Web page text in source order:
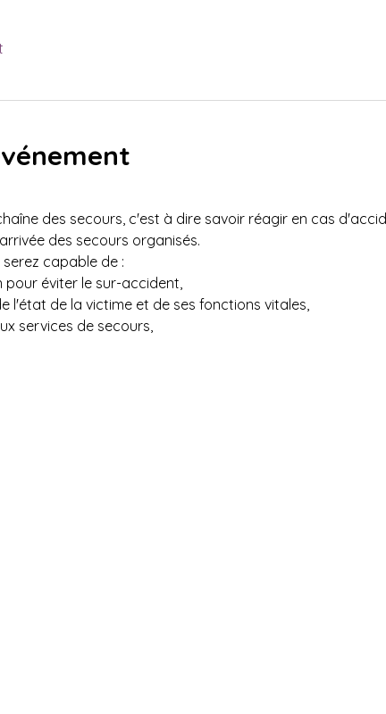
des secours, c'est à dire savoir réagir en cas
des secours organisés.
capable de :
éviter le sur-accident,
l'état de la victime et de ses fonctions vitales,
services de secours,